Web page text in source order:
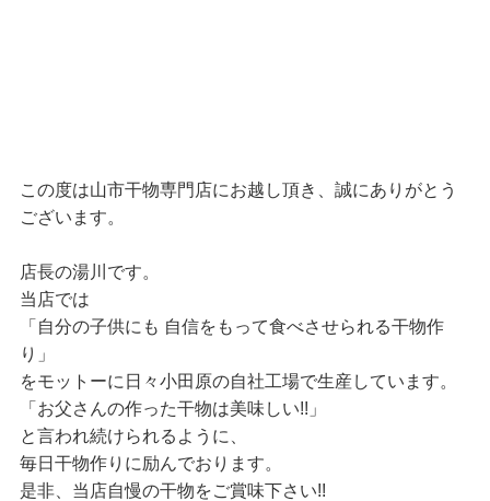
この度は山市干物専門店にお越し頂き、誠にありがとう
ございます。
店長の湯川です。
当店では
「自分の子供にも 自信をもって食べさせられる干物作
り」